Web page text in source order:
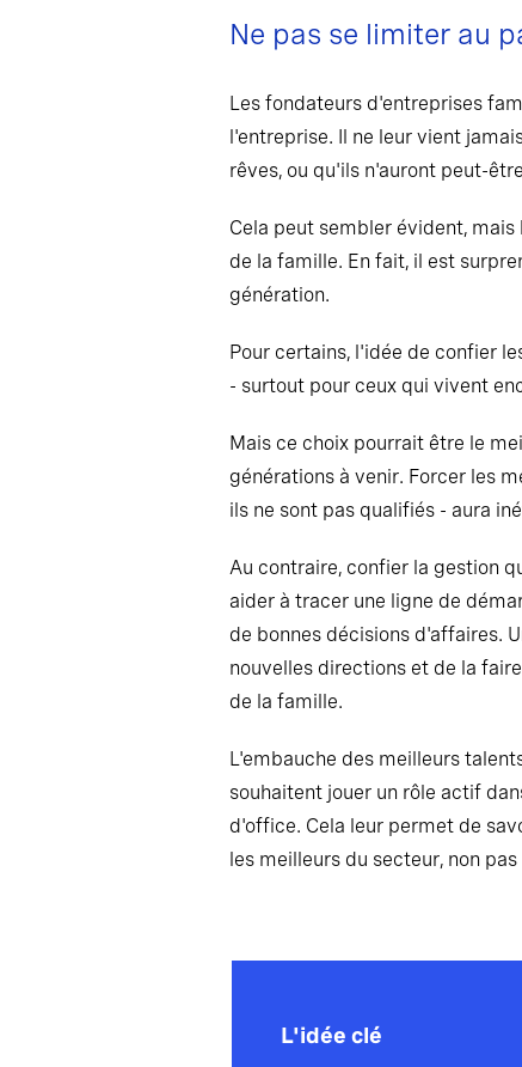
Ne pas se limiter au
Les fondateurs d'entreprises
l'entreprise. Il ne leur vient
rêves, ou qu'ils n'auront peut-
Cela peut sembler évident,
de la famille. En fait, il est
génération.
Pour certains, l'idée de confier
- surtout pour ceux qui vivent
Mais ce choix pourrait être le
générations à venir. Forcer les
ils ne sont pas qualifiés - aura
Au contraire, confier la gestion
aider à tracer une ligne de
de bonnes décisions d'affaires.
nouvelles directions et de la
de la famille.
L'embauche des meilleurs
souhaitent jouer un rôle actif
d'office. Cela leur permet de
les meilleurs du secteur, non
L'idée clé